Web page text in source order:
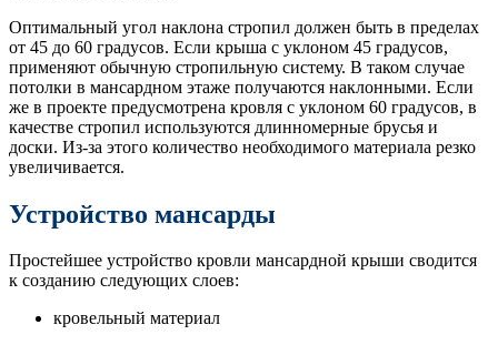
Оптимальный угол наклона стропил должен быть в пределах
от 45 до 60 градусов. Если крыша с уклоном 45 градусов,
применяют обычную стропильную систему. В таком случае
потолки в мансардном этаже получаются наклонными. Если
же в проекте предусмотрена кровля с уклоном 60 градусов, в
качестве стропил используются длинномерные брусья и
доски. Из-за этого количество необходимого материала резко
увеличивается.
Устройство мансарды
Простейшее устройство кровли мансардной крыши сводится
к созданию следующих слоев:
кровельный материал